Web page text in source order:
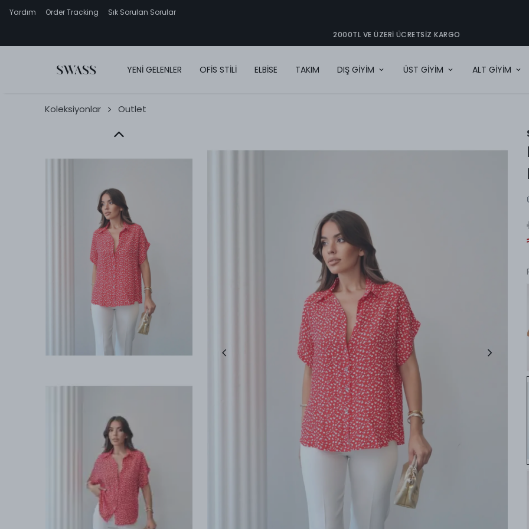
Yardım Order Tracking Sık Sorulan Sorular
2000TL VE ÜZERI ÜCRETSIZ KARGO
YENİ GELENLER OFİS STİLİ ELBİSE TAKIM DIŞ GİYİM ÜST GİYİM ALT GİYİM
Koleksiyonlar Outlet